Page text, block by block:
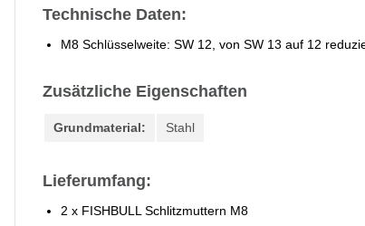
Technische Daten:
M8 Schlüsselweite: SW 12, von SW 13 auf 12
Zusätzliche Eigenschaften
Grundmaterial: Stahl
Lieferumfang:
2 x FISHBULL Schlitzmuttern M8